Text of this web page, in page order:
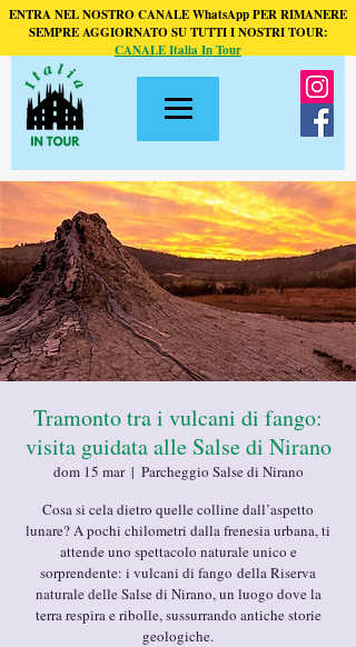
ENTRA NEL NOSTRO CANALE WhatsApp PER RIMANERE
SEMPRE AGGIORNATO SU TUTTI I NOSTRI TOUR:
CANALE Italia In Tour
Tramonto tra i vulcani di fango:
visita guidata alle Salse di Nirano
dom 15 mar
  |
Parcheggio Salse di Nirano
Cosa si cela dietro quelle colline dall’aspetto
lunare? A pochi chilometri dalla frenesia urbana, ti
attende uno spettacolo naturale unico e
sorprendente: i vulcani di fango della Riserva
naturale delle Salse di Nirano, un luogo dove la
terra respira e ribolle, sussurrando antiche storie
geologiche.